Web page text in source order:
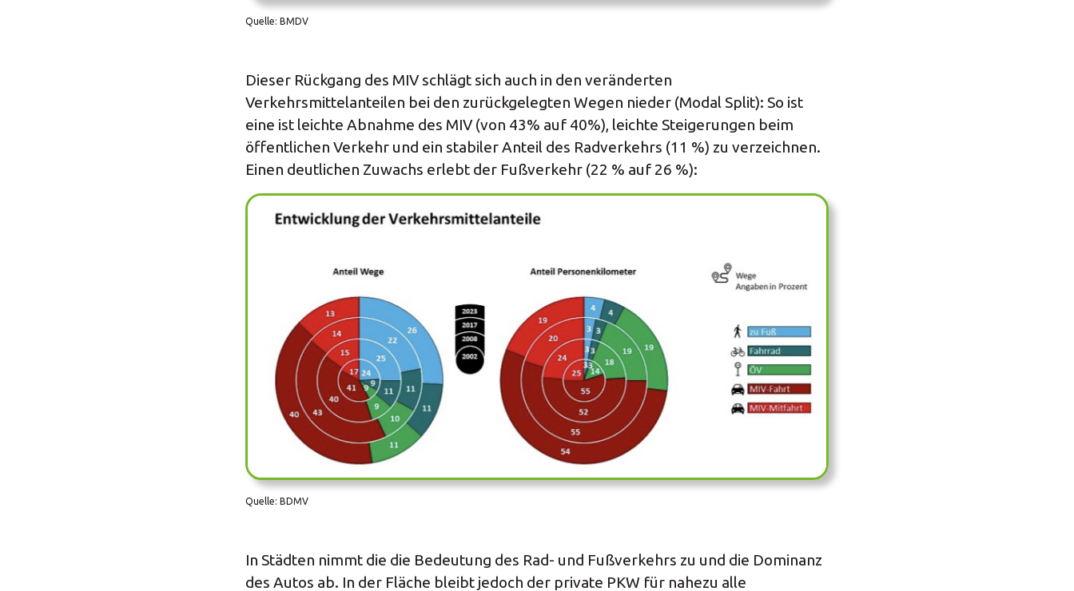
Quelle: BMDV
Dieser Rückgang des MIV schlägt sich auch in den veränderten
Verkehrsmittelanteilen bei den zurückgelegten Wegen nieder (Modal Split): So ist
eine ist leichte Abnahme des MIV (von 43% auf 40%), leichte Steigerungen beim
öffentlichen Verkehr und ein stabiler Anteil des Radverkehrs (11 %) zu verzeichnen.
Einen deutlichen Zuwachs erlebt der Fußverkehr (22 % auf 26 %):
Quelle: BDMV
In Städten nimmt die die Bedeutung des Rad- und Fußverkehrs zu und die Dominanz
des Autos ab. In der Fläche bleibt jedoch der private PKW für nahezu alle